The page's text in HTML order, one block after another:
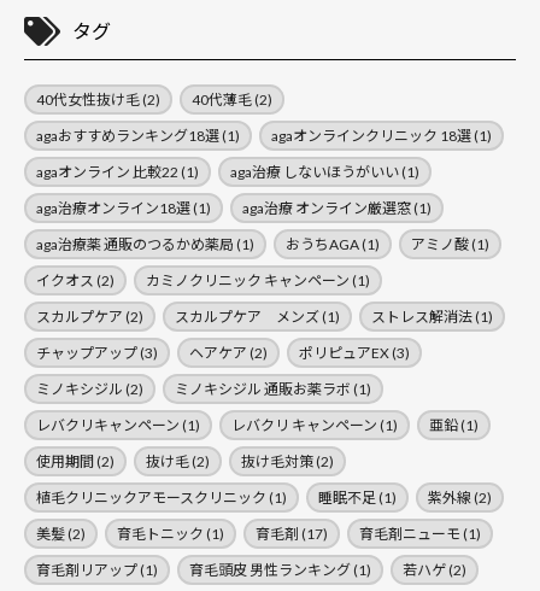
タグ
40代女性抜け毛(2) 40代薄毛(2)
agaおすすめランキング18選(1) agaオンラインクリニック 18選(1)
agaオンライン 比較22 (1) aga治療 しないほうがいい(1)
aga治療オンライン18選(1) aga治療 オンライン厳選窓(1)
aga治療薬 通販のつるかめ薬局 (1) おうちAGA(1) アミノ酸(1)
イクオス (2) カミノクリニック キャンペーン (1)
スカルプケア (2) スカルプケア メンズ(1) ストレス解消法(1)
チャップアップ(3) ヘアケア (2) ポリピュアEX(3)
ミノキシジル (2) ミノキシジル 通販お薬ラボ (1)
レバクリキャンペーン (1) レバクリ キャンペーン (1) 亜鉛(1)
使用期間(2) 抜け毛(2) 抜け毛対策(2)
植毛クリニックアモースクリニック (1) 睡眠不足 (1) 紫外線 (2)
美髪(2) 育毛トニック (1) 育毛剤 (17) 育毛剤ニューモ (1)
育毛剤リアップ(1) 育毛頭皮 男性ランキング(1) 若ハゲ(2)